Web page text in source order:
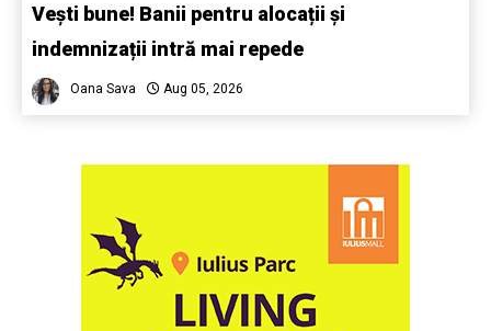
Vești bune! Banii pentru alocații și
indemnizații intră mai repede
Oana Sava Aug 05, 2026